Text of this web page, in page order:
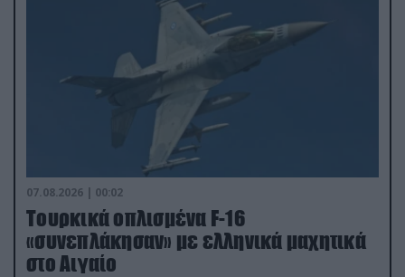
07.08.2026 | 00:02
Τουρκικά οπλισμένα F-16
«συνεπλάκησαν» με ελληνικά μαχητικά
στο Αιγαίο